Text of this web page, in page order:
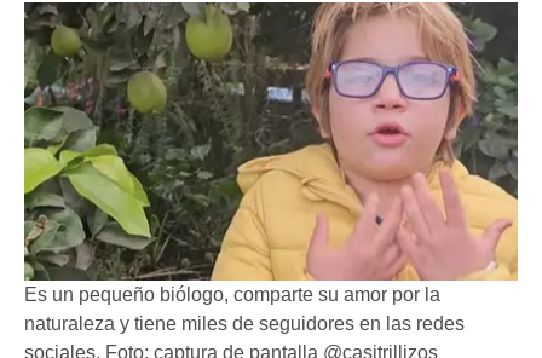
Es un pequeño biólogo, comparte su amor por la
naturaleza y tiene miles de seguidores en las redes
sociales. Foto: captura de pantalla @casitrillizos